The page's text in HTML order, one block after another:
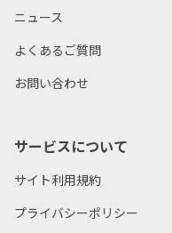
ニュース
よくあるご質問
お問い合わせ
サービスについて
サイト利用規約
プライバシーポリシー